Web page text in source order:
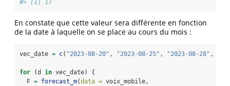
#> [1] 17
En constate que cette valeur sera différente en fonction
de la date à laquelle on se place au cours du mois :
vec_date = c( "2023-08-20" , "2023-08-25" , "2023-08-28" ,
for (d in vec_date) {
  F
= forecast_m(data = voix_mobile,